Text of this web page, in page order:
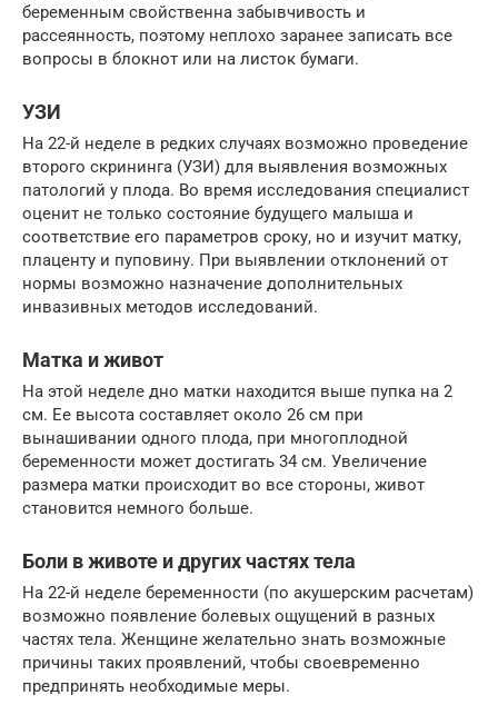
беременным свойственна забывчивость и
рассеянность, поэтому неплохо заранее записать все
вопросы в блокнот или на листок бумаги.
УЗИ
На 22-й неделе в редких случаях возможно проведение
второго скрининга (УЗИ) для выявления возможных
патологий у плода. Во время исследования специалист
оценит не только состояние будущего малыша и
соответствие его параметров сроку, но и изучит матку,
плаценту и пуповину. При выявлении отклонений от
нормы возможно назначение дополнительных
инвазивных методов исследований.
Матка и живот
На этой неделе дно матки находится выше пупка на 2
см. Ее высота составляет около 26 см при
вынашивании одного плода, при многоплодной
беременности может достигать 34 см. Увеличение
размера матки происходит во все стороны, живот
становится немного больше.
Боли в животе и других частях тела
На 22-й неделе беременности (по акушерским расчетам)
возможно появление болевых ощущений в разных
частях тела. Женщине желательно знать возможные
причины таких проявлений, чтобы своевременно
предпринять необходимые меры.